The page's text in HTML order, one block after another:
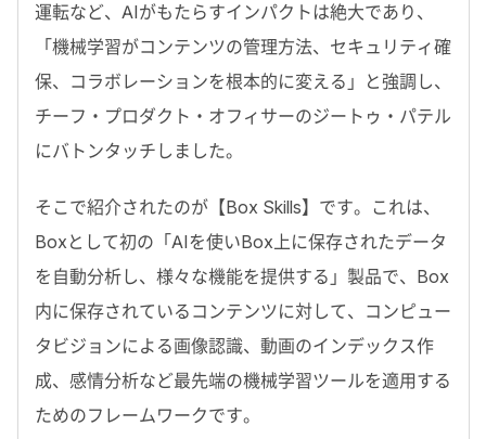
運転など、AIがもたらすインパクトは絶大であり、
「機械学習がコンテンツの管理方法、セキュリティ確
保、コラボレーションを根本的に変える」と強調し、
チーフ・プロダクト・オフィサーのジートゥ・パテル
にバトンタッチしました。
そこで紹介されたのが【Box Skills】です。これは、
Boxとして初の「AIを使いBox上に保存されたデータ
を自動分析し、様々な機能を提供する」製品で、Box
内に保存されているコンテンツに対して、コンピュー
タビジョンによる画像認識、動画のインデックス作
成、感情分析など最先端の機械学習ツールを適用する
ためのフレームワークです。